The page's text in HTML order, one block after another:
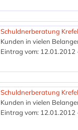
Schuldnerberatung
Kunden in vielen
Eintrag vom: 12.01.2012
Schuldnerberatung
Kunden in vielen
Eintrag vom: